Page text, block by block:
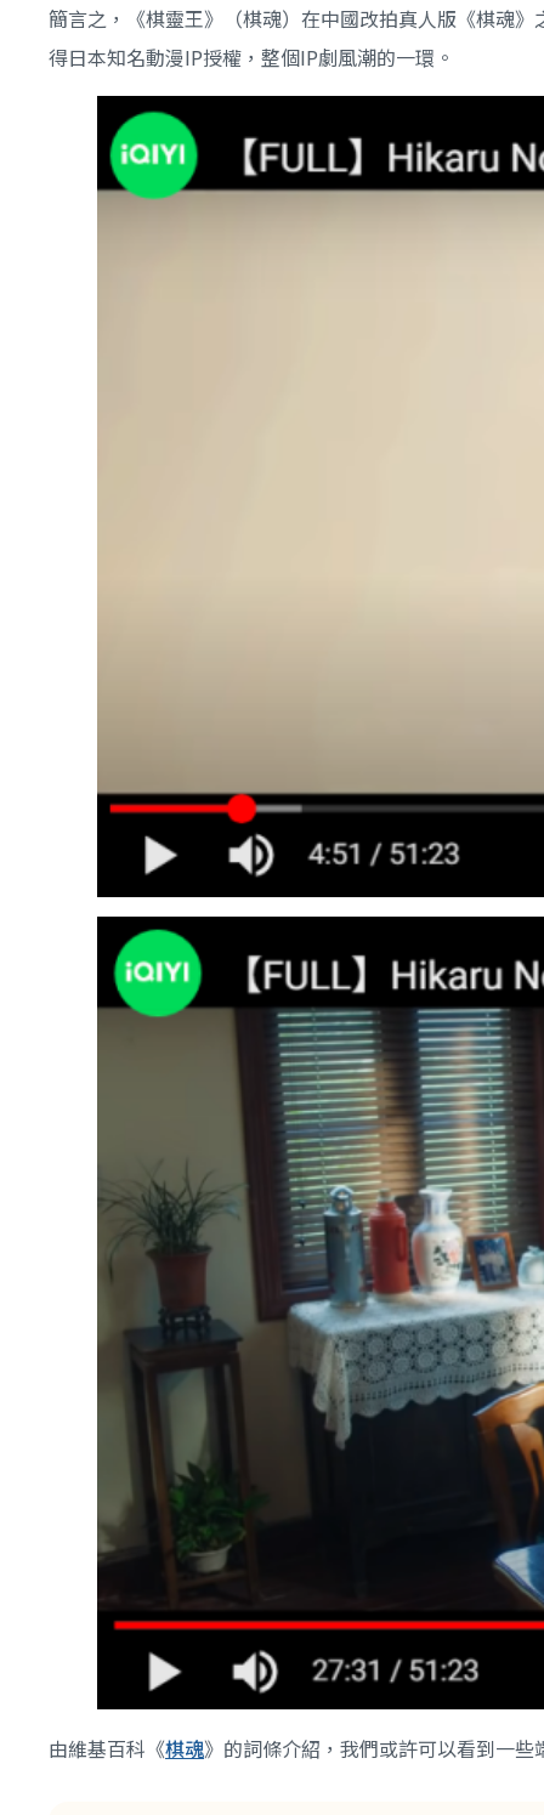
簡言之，《棋靈王》（棋魂）在中國改拍真人版《棋魂
得日本知名動漫IP授權，整個IP劇風潮的一環。
由維基百科《棋魂》的詞條介紹，我們或許可以看到一